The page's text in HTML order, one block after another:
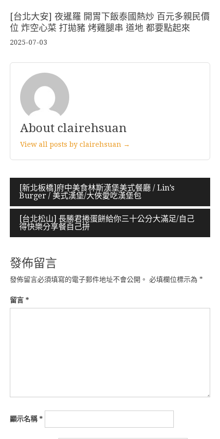
[台北大安] 夜暹羅 開胃下飯泰國熱炒 百元多親民價
位 炸空心菜 打拋豬 烤雞腿串 道地 都要點起來
2025-07-03
About clairehsuan
View all posts by clairehsuan →
文
章
導
覽
[新北板橋]府中美食林斯漢堡美式餐廳 / Lin’s
Burger / 美式漢堡/大俠愛吃漢堡包
[台北松山] 長勝君捲蛋餅給你三十公分大滿足/自己
得快樂分享餐自己拚
發佈留言
發佈留言必須填寫的電子郵件地址不會公開。 必填欄位標示為 *
留言 *
顯示名稱*